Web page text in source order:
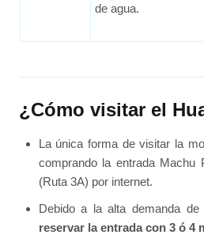
de agua.
¿Cómo visitar el
La única forma de visitar la
comprando la entrada Machu
(Ruta 3A) por internet.
Debido a la alta demanda
reservar la entrada con 3 ó 4